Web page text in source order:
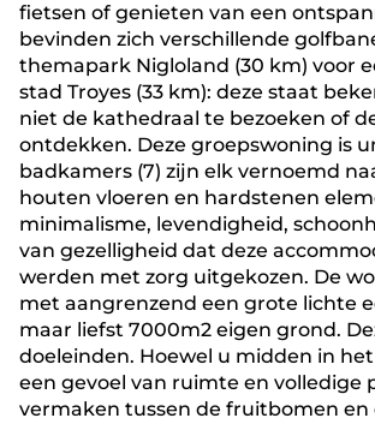
fietsen of genieten van een
bevinden zich verschillende
themapark Nigloland (30 km) voor
stad Troyes (33 km): deze staat
niet de kathedraal te bezoeken of
ontdekken. Deze groepswoning is
badkamers (7) zijn elk vernoemd
houten vloeren en hardstenen
minimalisme, levendigheid,
van gezelligheid dat deze
werden met zorg uitgekozen. De
met aangrenzend een grote lichte
maar liefst 7000m2 eigen grond.
doeleinden. Hoewel u midden in
een gevoel van ruimte en volledige
vermaken tussen de fruitbomen